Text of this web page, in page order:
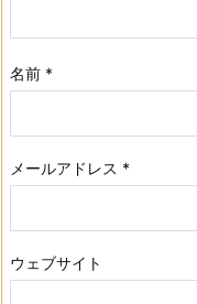
名前 *
メールアドレス *
ウェブサイト